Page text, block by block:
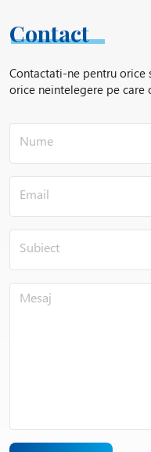
Contact
Contactati-ne pentru orice
orice neintelegere pe care